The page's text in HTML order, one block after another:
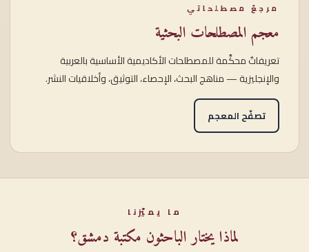
مرجعٌ مصطلحاتي
معجم المصطلحات البحثية
تعريفاتٌ محكَّمة للمصطلحات الأكاديمية الأساسية بالعربية
والإنجليزية — مناهج البحث، الإحصاء، التوثيق، وأخلاقيات النشر.
تصفّح المعجم
ما يميّزنا
لماذا يختار الباحثون مكتبة دمشق؟